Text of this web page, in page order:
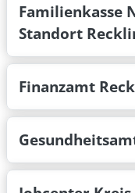
Familienkasse
Standort
Finanzamt